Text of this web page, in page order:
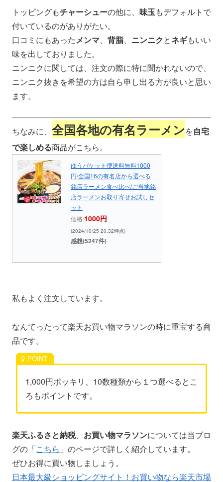
トッピングもチャーシューの他に、 味玉もデフォルトで
付いているのがありがたい。
口コミにもあったメンマ、 背脂、 ニンニクとネギもいい
味を出しておりました。
ニンニクに関しては、注文の際に特に聞かれないので、
ニンニク抜きを希望の方は自ら申し出る方が良いと思い
ます。
ちなみに、 全国各地の有名ラーメンを自宅
で楽しめる商品がこちら。
ゆうパケット便送料無料1000
円/全国16の有名店から選べる
銘店ラーメン食べ比べ/ご当地銘
店ラーメンお取り寄せお試しセ
ット
価格:1000円
(2024/10/25 20:32時点)
感想(5247件)
私もよく注文しています。
なんてったって楽天お買い物マラソンの時に重宝する商
品です。
1,000円ポッキリ、10数種類から１つ選べるとこ
ろもポイントです。
楽天ふるさと納税、 お買い物マラソンについては当ブロ
グの「こちら 」のページで詳しく紹介しています。
ぜひお得に買い物しましょう。
日本最大級ショッピングサイト！お買い物なら楽天市場